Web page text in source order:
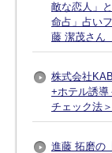
敵な恋人」
命占」占い
藤 潔茂さん
株式会社
+ホテル誘導
チェック法
進藤 拓磨の